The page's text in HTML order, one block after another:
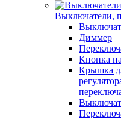
Выключатели,
Диммер
Кнопка
Крышка